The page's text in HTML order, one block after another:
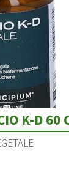
K-D 60